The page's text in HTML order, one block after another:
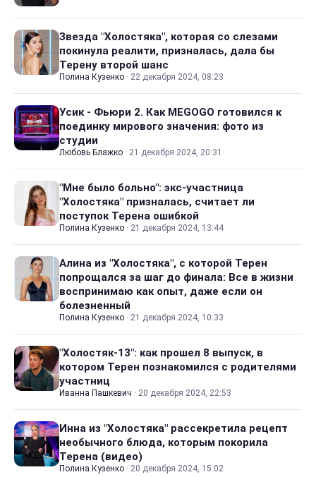
Звезда "Холостяка", которая со слезами
покинула реалити, призналась, дала бы
Терену второй шанс
Полина Кузенко · 22 декабря 2024, 08:23
Усик - Фьюри 2. Как MEGOGO готовился к
поединку мирового значения: фото из
студии
Любовь Блажко · 21 декабря 2024, 20:31
"Мне было больно": экс-участница
"Холостяка" призналась, считает ли
поступок Терена ошибкой
Полина Кузенко · 21 декабря 2024, 13:44
Алина из "Холостяка", с которой Терен
попрощался за шаг до финала: Все в жизни
воспринимаю как опыт, даже если он
болезненный
Полина Кузенко · 21 декабря 2024, 10:33
"Холостяк-13": как прошел 8 выпуск, в
котором Терен познакомился с родителями
участниц
Иванна Пашкевич · 20 декабря 2024, 22:53
Инна из "Холостяка" рассекретила рецепт
необычного блюда, которым покорила
Терена (видео)
Полина Кузенко · 20 декабря 2024, 15:02